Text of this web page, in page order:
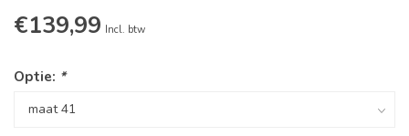
€139,99 Incl. btw
Optie: *